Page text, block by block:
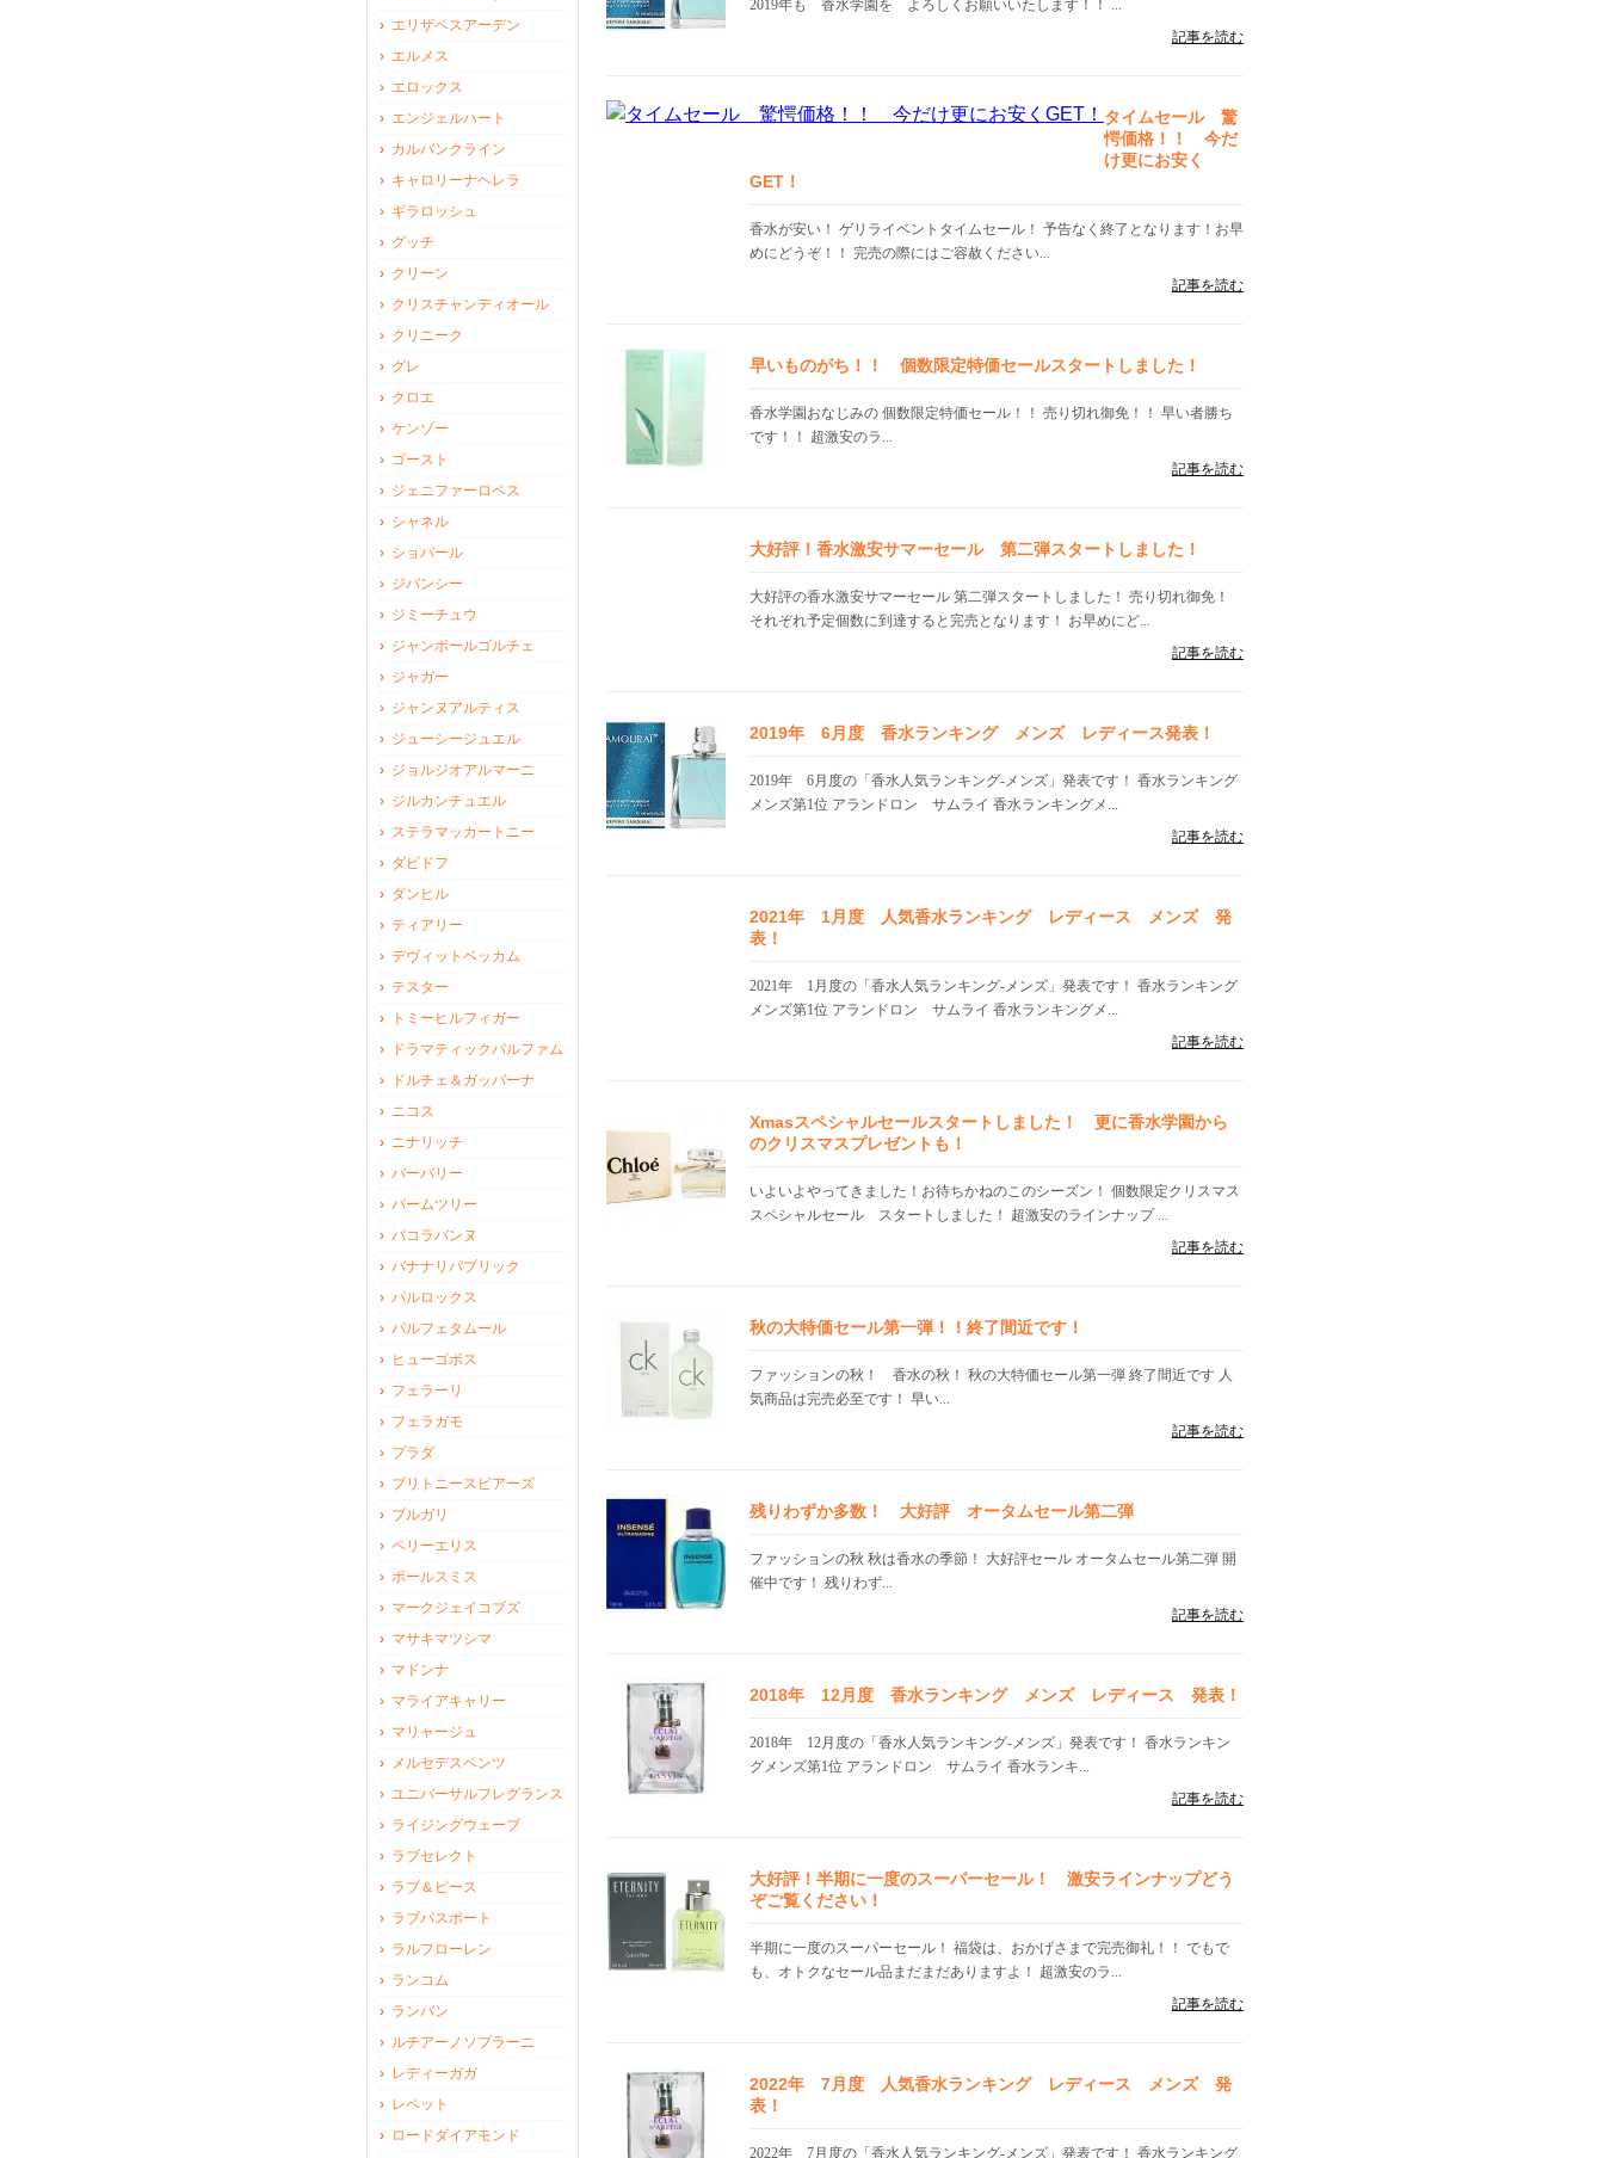
2019年も 香水学園を よろしくお願いいたします！！ ...
記事を読む
タイムセール 驚
愕価格！！ 今だ
け更にお安く
GET！
香水が安い！ ゲリライベントタイムセール！ 予告なく終了となります！お早
めにどうぞ！！ 完売の際にはご容赦ください...
記事を読む
早いものがち！！ 個数限定特価セールスタートしました！
香水学園おなじみの 個数限定特価セール！！ 売り切れ御免！！ 早い者勝ち
です！！ 超激安のラ...
記事を読む
大好評！香水激安サマーセール 第二弾スタートしました！
大好評の香水激安サマーセール 第二弾スタートしました！ 売り切れ御免！
それぞれ予定個数に到達すると完売となります！ お早めにど...
記事を読む
2019年 6月度 香水ランキング メンズ レディース発表！
2019年 6月度の「香水人気ランキング-メンズ」発表です！ 香水ランキング
メンズ第1位 アランドロン サムライ 香水ランキングメ...
記事を読む
2021年 1月度 人気香水ランキング レディース メンズ 発
表！
2021年 1月度の「香水人気ランキング-メンズ」発表です！ 香水ランキング
メンズ第1位 アランドロン サムライ 香水ランキングメ...
記事を読む
Xmasスペシャルセールスタートしました！ 更に香水学園から
のクリスマスプレゼントも！
いよいよやってきました！お待ちかねのこのシーズン！ 個数限定クリスマス
スペシャルセール スタートしました！ 超激安のラインナップ ...
記事を読む
秋の大特価セール第一弾！！終了間近です！
ファッションの秋！ 香水の秋！ 秋の大特価セール第一弾 終了間近です 人
気商品は完売必至です！ 早い...
記事を読む
残りわずか多数！ 大好評 オータムセール第二弾
ファッションの秋 秋は香水の季節！ 大好評セール オータムセール第二弾 開
催中です！ 残りわず...
記事を読む
2018年 12月度 香水ランキング メンズ レディース 発表！
2018年 12月度の「香水人気ランキング-メンズ」発表です！ 香水ランキン
グメンズ第1位 アランドロン サムライ 香水ランキ...
記事を読む
大好評！半期に一度のスーパーセール！ 激安ラインナップどう
ぞご覧ください！
半期に一度のスーパーセール！ 福袋は、おかげさまで完売御礼！！ でもで
も、オトクなセール品まだまだありますよ！ 超激安のラ...
記事を読む
2022年 7月度 人気香水ランキング レディース メンズ 発
表！
2022年 7月度の「香水人気ランキング-メンズ」発表です！ 香水ランキング
エリザベスアーデン
エルメス
エロックス
エンジェルハート
カルバンクライン
キャロリーナヘレラ
ギラロッシュ
グッチ
クリーン
クリスチャンディオール
クリニーク
グレ
クロエ
ケンゾー
ゴースト
ジェニファーロペス
シャネル
ショパール
ジバンシー
ジミーチュウ
ジャンポールゴルチェ
ジャガー
ジャンヌアルティス
ジューシージュエル
ジョルジオアルマーニ
ジルカンチュエル
ステラマッカートニー
ダビドフ
ダンヒル
ティアリー
デヴィットベッカム
テスター
トミーヒルフィガー
ドラマティックパルファム
ドルチェ＆ガッバーナ
ニコス
ニナリッチ
バーバリー
パームツリー
パコラバンヌ
バナナリパブリック
パルロックス
パルフェタムール
ヒューゴボス
フェラーリ
フェラガモ
プラダ
ブリトニースピアーズ
ブルガリ
ペリーエリス
ポールスミス
マークジェイコブズ
マサキマツシマ
マドンナ
マライアキャリー
マリャージュ
メルセデスベンツ
ユニバーサルフレグランス
ライジングウェーブ
ラブセレクト
ラブ＆ピース
ラブパスポート
ラルフローレン
ランコム
ランバン
ルチアーノソプラーニ
レディーガガ
レペット
ロードダイアモンド